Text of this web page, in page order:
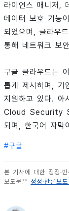
라이언스 매니저,
데이터 보호 기능
되었으며, 클라우
통해 네트워크 보
구글 클라우드는
롭게 제시하며, 기
지원하고 있다. 아
Cloud Security
되며, 한국어 자막
#구글
본 기사에 대한 정정·반
보도문은 정정·반론보